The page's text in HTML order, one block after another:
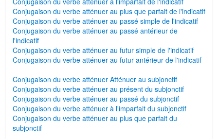
Conjugaison du verbe atténuer au plus que parfait de l'indicatif
Conjugaison du verbe atténuer au passé simple de l'indicatif
Conjugaison du verbe atténuer au passé antérieur de
l'indicatif
Conjugaison du verbe atténuer au futur simple de l'indicatif
Conjugaison du verbe atténuer au futur antérieur de l'indicatif
Conjugaison du verbe atténuer Atténuer au subjonctif
Conjugaison du verbe atténuer au présent du subjonctif
Conjugaison du verbe atténuer au passé du subjonctif
Conjugaison du verbe atténuer à l'imparfait du subjonctif
Conjugaison du verbe atténuer au plus que parfait du
subjonctif